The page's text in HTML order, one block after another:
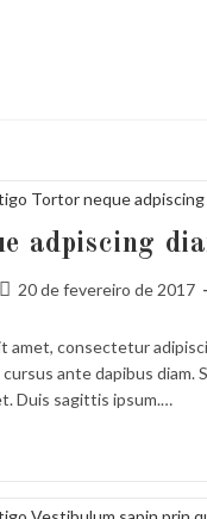
adpiscing
Post20 de fevereiro de 2017
amet, consectetur
ante dapibus diam.
Duis sagittis ipsum.…